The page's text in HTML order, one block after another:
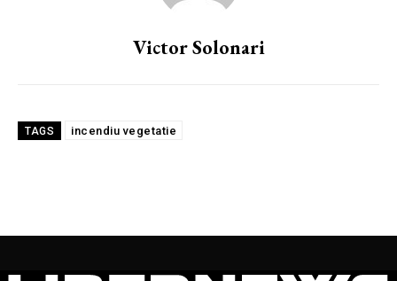
Victor Solonari
TAGS incendiu vegetatie